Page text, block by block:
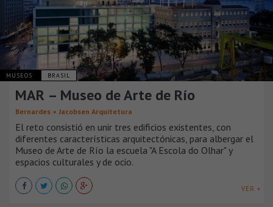
MUSEOS BRASIL
MAR – Museo de Arte de Río
Bernardes + Jacobsen Arquitetura
El reto consistió en unir tres edificios existentes, con
diferentes características arquitectónicas, para albergar el
Museo de Arte de Río la escuela "A Escola do Olhar" y
espacios culturales y de ocio.
VER +